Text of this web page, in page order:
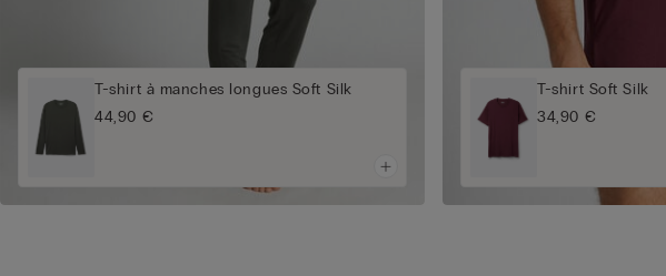
T-shirt à manches longues Soft Silk
44,90 €
T-shirt Soft Silk
34,90 €